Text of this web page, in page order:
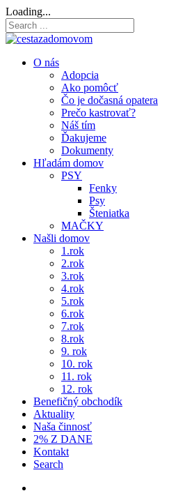
Loading...
O nás
Adopcia
Ako pomôcť
Čo je dočasná opatera
Prečo kastrovať?
Náš tím
Ďakujeme
Dokumenty
Hľadám domov
PSY
Fenky
Psy
Šteniatka
MAČKY
Našli domov
1.rok
2.rok
3.rok
4.rok
5.rok
6.rok
7.rok
8.rok
9. rok
10. rok
11. rok
12. rok
Benefičný obchodík
Aktuality
Naša činnosť
2% Z DANE
Kontakt
Search